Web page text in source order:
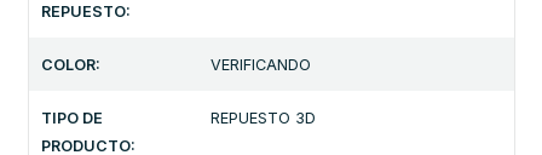
REPUESTO:
COLOR: VERIFICANDO
TIPO DE
PRODUCTO:
REPUESTO 3D